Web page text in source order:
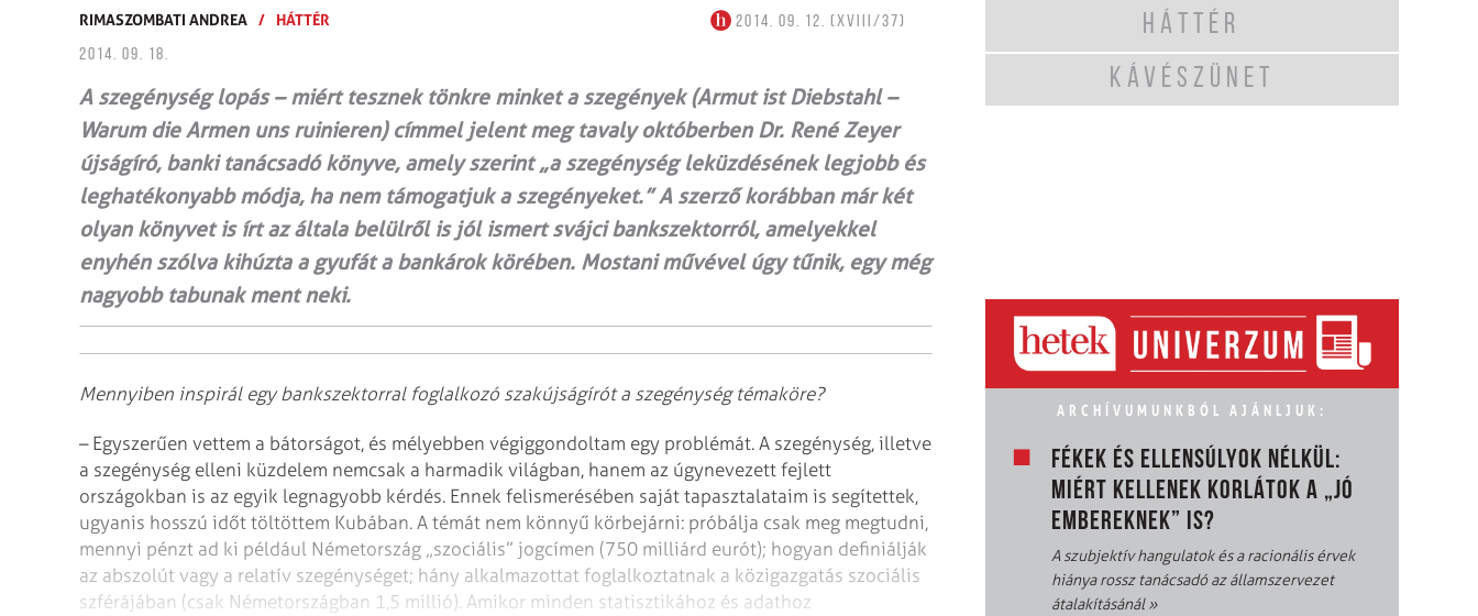
RIMASZOMBATI ANDREA / HÁTTÉR
2014. 09. 12. (XVIII/37)
2014. 09. 18.
A szegénység lopás – miért tesznek tönkre minket a szegények (Armut ist Diebstahl –
Warum die Armen uns ruinieren) címmel jelent meg tavaly októberben Dr. René Zeyer
újságíró, banki tanácsadó könyve, amely szerint „a szegénység leküzdésének legjobb és
leghatékonyabb módja, ha nem támogatjuk a szegényeket.” A szerző korábban már két
olyan könyvet is írt az általa belülről is jól ismert svájci bankszektorról, amelyekkel
enyhén szólva kihúzta a gyufát a bankárok körében. Mostani művével úgy tűnik, egy még
nagyobb tabunak ment neki.
Mennyiben inspirál egy bankszektorral foglalkozó szakújságírót a szegénység témaköre?
– Egyszerűen vettem a bátorságot, és mélyebben végiggondoltam egy problémát. A szegénység, illetve
a szegénység elleni küzdelem nemcsak a harmadik világban, hanem az úgynevezett fejlett
országokban is az egyik legnagyobb kérdés. Ennek felismerésében saját tapasztalataim is segítettek,
ugyanis hosszú időt töltöttem Kubában. A témát nem könnyű körbejárni: próbálja csak meg megtudni,
mennyi pénzt ad ki például Németország „szociális” jogcímen (750 milliárd eurót); hogyan definiálják
az abszolút vagy a relatív szegénységet; hány alkalmazottat foglalkoztatnak a közigazgatás szociális
szférájában (csak Németországban 1,5 millió). Amikor minden statisztikához és adathoz
HÁTTÉR
KÁVÉSZÜNET
ARCHÍVUMUNKBÓL AJÁNLJUK:
FÉKEK ÉS ELLENSÚLYOK NÉLKÜL:
MIÉRT KELLENEK KORLÁTOK A „JÓ
EMBEREKNEK” IS?
A szubjektív hangulatok és a racionális érvek
hiánya rossz tanácsadó az államszervezet
átalakításánál»